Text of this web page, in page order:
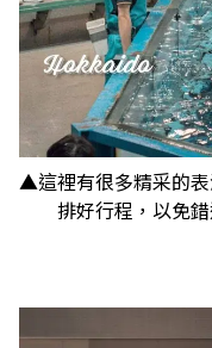
▲這裡有很多精采的
排好行程，以免